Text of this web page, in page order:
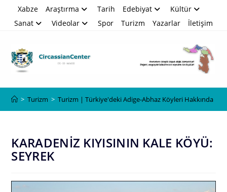
Xabze Araştırma Tarih Edebiyat
Kültür
Sanat
Videolar Spor Turizm Yazarlar İletişim
> Turizm > Turizm | Türkiye'deki Adige-Abhaz Köyleri Hakkında
KARADENİZ KIYISININ KALE KÖYÜ:
SEYREK